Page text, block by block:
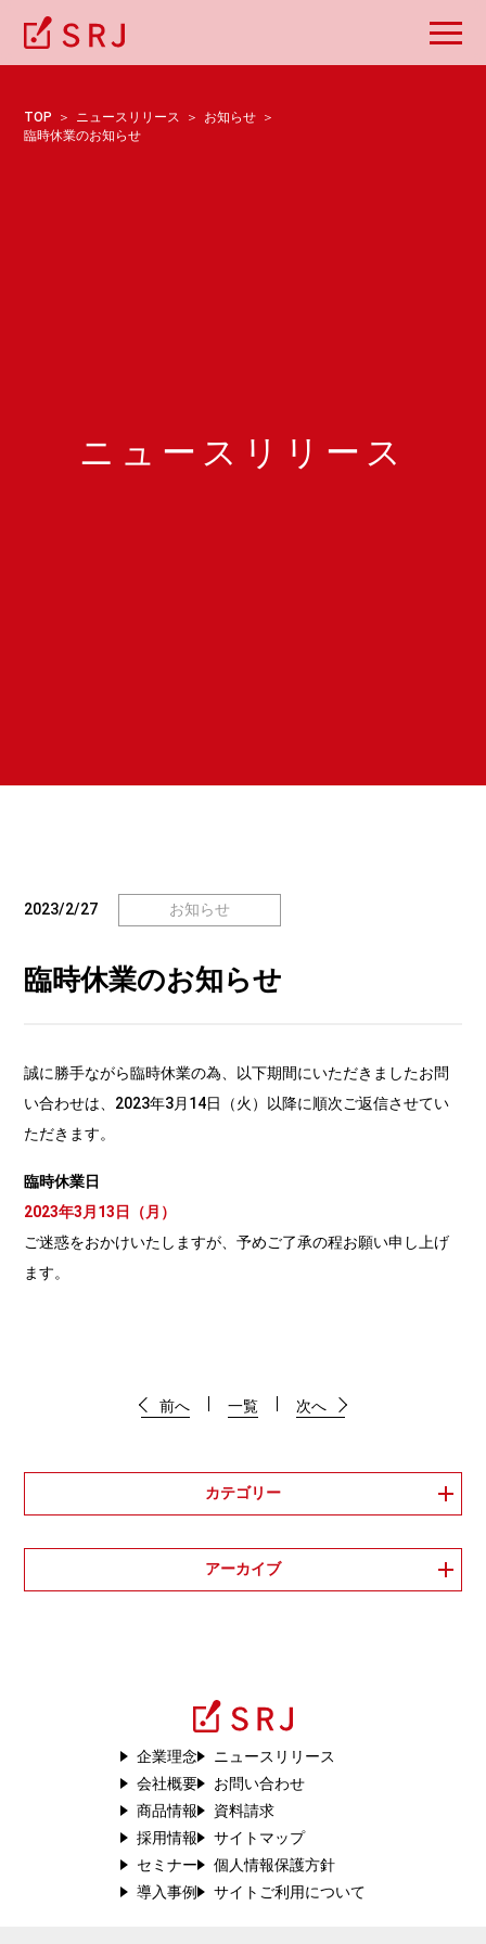
TOP ニュースリリース
お知らせ
臨時休業のお知らせ
ニュースリリース
2023/2/27 お知らせ
臨時休業のお知らせ
誠に勝手ながら臨時休業の為、以下期間にいただきましたお問
い合わせは、2023年3月14日（火）以降に順次ご返信させてい
ただきます。
臨時休業日
2023年3月13日（月）
ご迷惑をおかけいたしますが、予めご了承の程お願い申し上げ
ます。
前へ 一覧 次へ
カテゴリー
アーカイブ
企業理念
会社概要
商品情報
採用情報
セミナー
導入事例
ニュースリリース
お問い合わせ
資料請求
サイトマップ
個人情報保護方針
サイトご利用について